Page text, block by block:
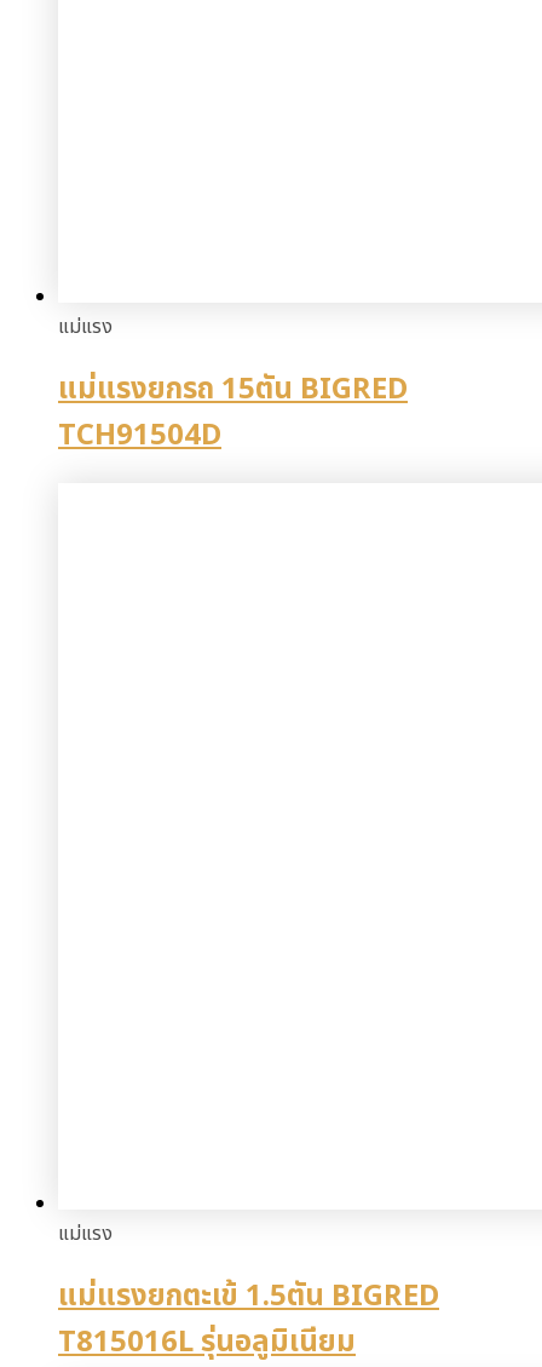
แม่แรง
แม่แรงยกรถ 15ตัน BIGRED
TCH91504D
แม่แรง
แม่แรงยกตะเข้ 1.5ตัน BIGRED
T815016L รุ่นอลูมิเนียม